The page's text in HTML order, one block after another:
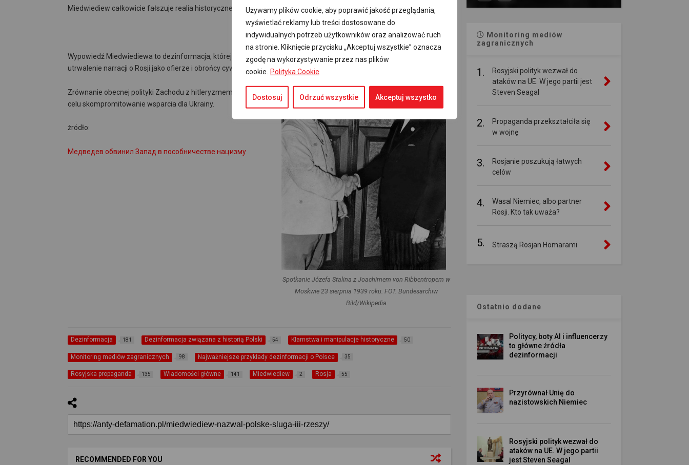
Używamy plików cookie, aby poprawić jakość przeglądania,
wyświetlać reklamy lub treści dostosowane do
indywidualnych potrzeb użytkowników oraz analizować ruch
na stronie. Kliknięcie przycisku „Akceptuj wszystkie” oznacza
zgodę na wykorzystywanie przez nas plików
cookie.
Polityka Cookie
Dostosuj Odrzuć wszystkie Akceptuj wszystko
Miedwiediew całkowicie fałszuje realia historyczne. Nie wspomina też ani słowem o pakcie Ribbentop-Mołotow.
Spotkanie Józefa Stalina z Joachimem von Ribbentropem w
Moskwie 23 sierpnia 1939 roku. FOT. Bundesarchiw
Bild/Wikipedia
Wypowiedź Miedwiediewa to dezinformacja, której celem jest
utrwalenie narracji o Rosji jako ofierze i obrońcy cywilizacji.
Zrównanie obecnej polityki Zachodu z hitleryzmem, ma zaś na
celu skompromitowanie wsparcia dla Ukrainy.
żródło:
Медведев обвинил Запад в пособничестве нацизму
Dezinformacja 181 Dezinformacja związana z historią Polski 54 Kłamstwa i manipulacje historyczne 50
Monitoring mediów zagranicznych 98 Najważniejsze przykłady dezinformacji o Polsce 35
Rosyjska propaganda 135 Wiadomości główne 141 Miedwiediew 2 Rosja 55
RECOMMENDED FOR YOU
Monitoring mediów
zagranicznych
1.
Rosyjski polityk wezwał do
ataków na UE. W jego partii jest
Steven Seagal
2.
Propaganda przekształciła się
w wojnę
3.
Rosjanie poszukują łatwych
celów
4.
Wasal Niemiec, albo partner
Rosji. Kto tak uważa?
5. Straszą Rosjan Homarami
Ostatnio dodane
Politycy, boty AI i influencerzy
to główne źródła
dezinformacji
Przyrównał Unię do
nazistowskich Niemiec
Rosyjski polityk wezwał do
ataków na UE. W jego partii
jest Steven Seagal